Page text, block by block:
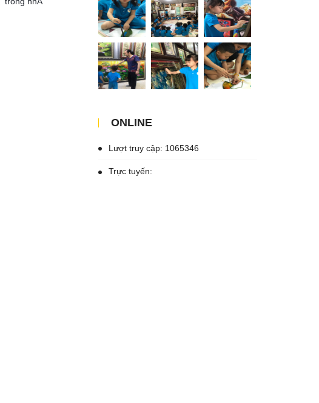
ONLINE
Lượt truy cập: 1065346
Trực tuyến: